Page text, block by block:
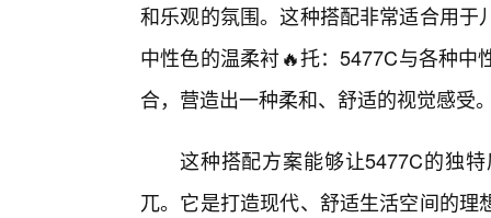
和乐观的氛围。这种搭配非常适合用
中性色的温柔衬🔥托：5477C与各种
合，营造出一种柔和、舒适的视觉感受
这种搭配方案能够让5477C的独
兀。它是打造现代、舒适生活空间的